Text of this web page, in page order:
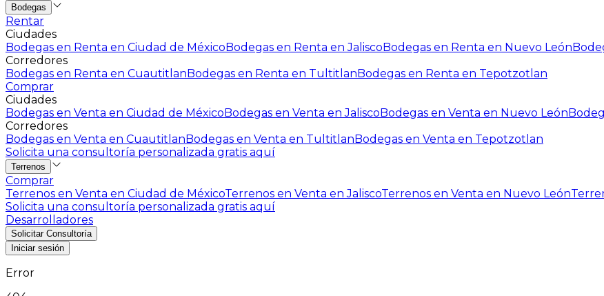
Bodegas
Rentar
Ciudades
Bodegas en Renta en Ciudad de MéxicoBodegas en Renta en JaliscoBodegas en Renta en Nuevo León
Corredores
Bodegas en Renta en CuautitlanBodegas en Renta en TultitlanBodegas en Renta en Tepotzotlan
Comprar
Ciudades
Bodegas en Venta en Ciudad de MéxicoBodegas en Venta en JaliscoBodegas en Venta en Nuevo León
Corredores
Bodegas en Venta en CuautitlanBodegas en Venta en TultitlanBodegas en Venta en Tepotzotlan
Solicita una consultoría personalizada gratis aquí
Terrenos
Comprar
Terrenos en Venta en Ciudad de MéxicoTerrenos en Venta en JaliscoTerrenos en Venta en Nuevo León
Solicita una consultoría personalizada gratis aquí
Desarrolladores
Solicitar Consultoría
Iniciar sesión
Error